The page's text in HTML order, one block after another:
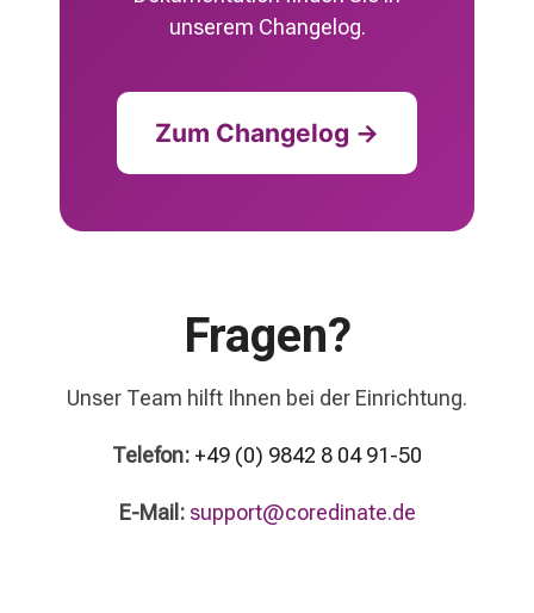
unserem Changelog.
Zum Changelog →
Fragen?
Unser Team hilft Ihnen bei der Einrichtung.
Telefon: +49 (0) 9842 8 04 91-50
E-Mail: support@coredinate.de